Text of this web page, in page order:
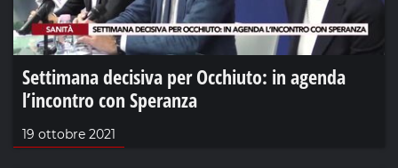
Settimana decisiva per Occhiuto: in agenda
l’incontro con Speranza
19 ottobre 2021